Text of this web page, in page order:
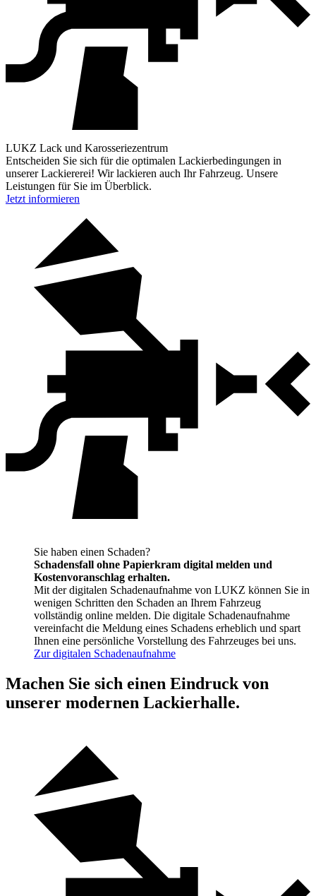
LUKZ Lack und Karosseriezentrum
Entscheiden Sie sich für die optimalen Lackierbedingungen in
unserer Lackiererei! Wir lackieren auch Ihr Fahrzeug. Unsere
Leistungen für Sie im Überblick.
Jetzt informieren
Sie haben einen Schaden?
Schadensfall ohne Papierkram digital melden und
Kostenvoranschlag erhalten.
Mit der digitalen Schadenaufnahme von LUKZ können Sie in
wenigen Schritten den Schaden an Ihrem Fahrzeug
vollständig online melden. Die digitale Schadenaufnahme
vereinfacht die Meldung eines Schadens erheblich und spart
Ihnen eine persönliche Vorstellung des Fahrzeuges bei uns.
Zur digitalen Schadenaufnahme
Machen Sie sich einen Eindruck von
unserer modernen Lackierhalle.